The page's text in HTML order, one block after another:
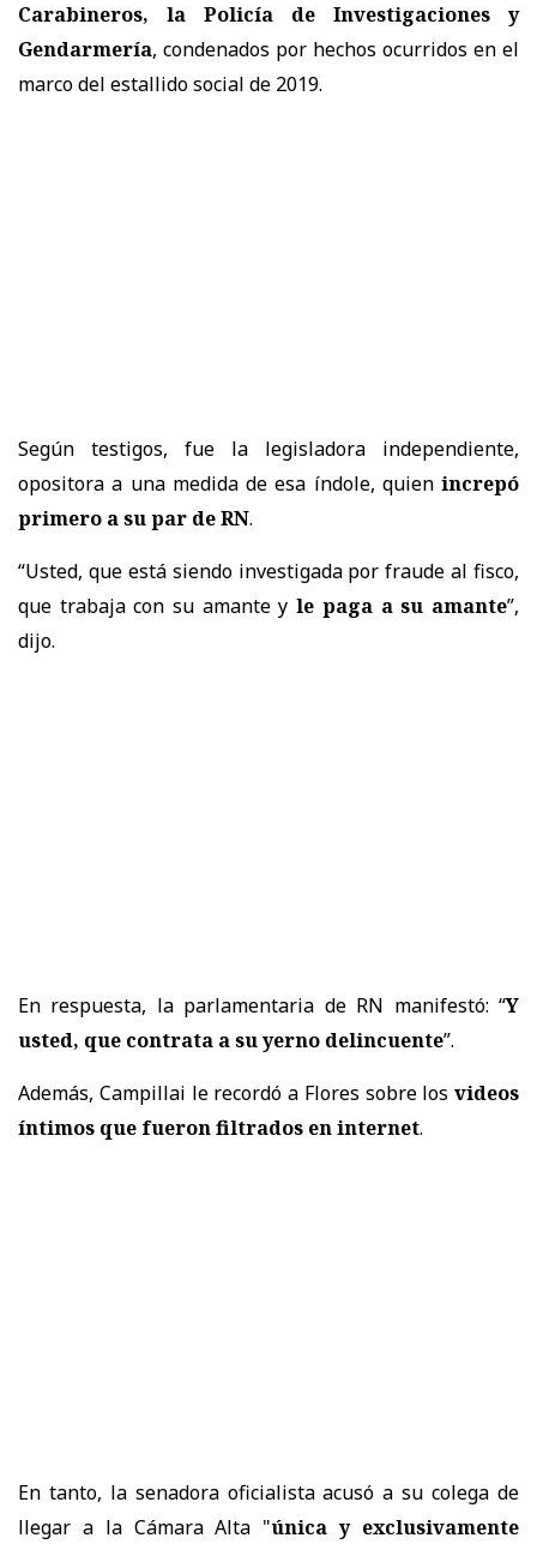
Carabineros, la Policía de Investigaciones y
Gendarmería, condenados por hechos ocurridos en el
marco del estallido social de 2019.
Según testigos, fue la legisladora independiente,
opositora a una medida de esa índole, quien increpó
primero a su par de RN.
“Usted, que está siendo investigada por fraude al fisco,
que trabaja con su amante yle paga a su amante”,
dijo.
En respuesta, la parlamentaria de RN manifestó: “Y
usted, que contrata a su yerno delincuente”.
Además, Campillai le recordó a Flores sobre los videos
íntimos que fueron filtrados en internet.
En tanto, la senadora oficialista acusó a su colega de
llegar a la Cámara Alta "única y exclusivamente